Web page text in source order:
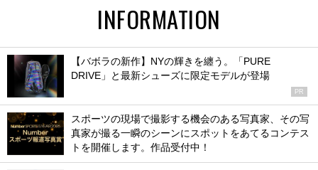
INFORMATION
【バボラの新作】NYの輝きを纏う。「PURE
DRIVE」と最新シューズに限定モデルが登場
PR
スポーツの現場で撮影する機会のある写真家、その写
真家が撮る一瞬のシーンにスポットをあてるコンテス
トを開催します。作品受付中！